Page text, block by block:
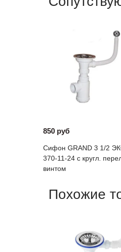
850 руб
Сифон GRAND 3 1/2
370-11-24 с кругл.
винтом
Похожие